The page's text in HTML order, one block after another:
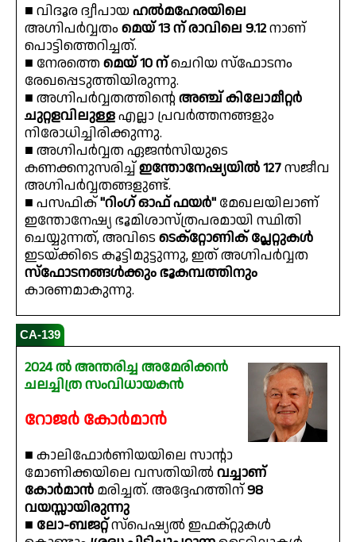
■ വിദൂര ദ്വീപായഹൽമഹേരയിലെ
അഗ്നിപർവ്വതം മെയ് 13 ന് രാവിലെ 9.12നാണ്
പൊട്ടിത്തെറിച്ചത്.
■ നേരത്തെമെയ് 10 ന്ചെറിയ സ്‌ഫോടനം
രേഖപ്പെടുത്തിയിരുന്നു.
■ അഗ്നിപർവ്വതത്തിൻ്റെഅഞ്ച് കിലോമീറ്റർ
ചുറ്റളവിലുള്ളഎല്ലാ പ്രവർത്തനങ്ങളും
നിരോധിച്ചിരിക്കുന്നു.
■ അഗ്നിപർവ്വത ഏജൻസിയുടെ
കണക്കനുസരിച്ച്ഇന്തോനേഷ്യയിൽ 127സജീവ
അഗ്നിപർവ്വതങ്ങളുണ്ട്.
■ പസഫിക്"റിംഗ് ഓഫ് ഫയർ" മേഖലയിലാണ്
ഇന്തോനേഷ്യ ഭൂമിശാസ്ത്രപരമായി സ്ഥിതി
ചെയ്യുന്നത്, അവിടെ ടെക്റ്റോണിക് പ്ലേറ്റുകൾ
ഇടയ്ക്കിടെ കൂട്ടിമുട്ടുന്നു, ഇത് അഗ്നിപർവ്വത
സ്ഫോടനങ്ങൾക്കും ഭൂകമ്പത്തിനും
കാരണമാകുന്നു.
CA-139
2024 ൽ അന്തരിച്ച അമേരിക്കൻ
ചലച്ചിത്ര സംവിധായകൻ
റോജർ കോർമാൻ
■ കാലിഫോർണിയയിലെ സാൻ്റാ
മോണിക്കയിലെ വസതിയിൽ വച്ചാണ്
കോർമാൻ മരിച്ചത്. അദ്ദേഹത്തിന്98
വയസ്സായിരുന്നു
■ ലോ-ബജറ്റ്സ്പെഷ്യൽ ഇഫക്റ്റുകൾ